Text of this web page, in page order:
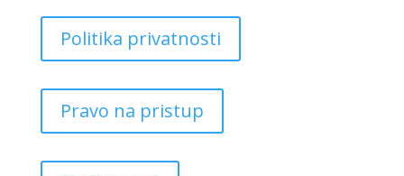
Politika privatnosti
Pravo na pristup